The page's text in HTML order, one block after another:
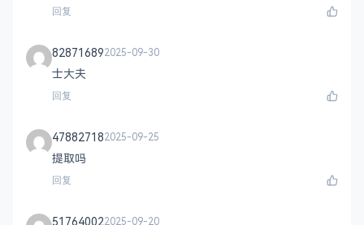
回复
828716892025-09-30
士大夫
回复
478827182025-09-25
提取吗
回复
517640022025-09-20